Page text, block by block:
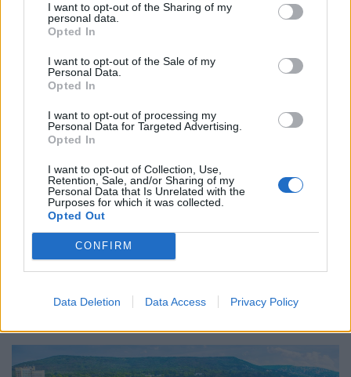
I want to opt-out of the Sharing of my
personal data.
Opted In
I want to opt-out of the Sale of my
Personal Data.
Opted In
I want to opt-out of processing my
Personal Data for Targeted Advertising.
Opted In
I want to opt-out of Collection, Use,
Retention, Sale, and/or Sharing of my
Personal Data that Is Unrelated with the
Purposes for which it was collected.
Opted Out
CONFIRM
Data Deletion Data Access Privacy Policy
NEKED AJÁNLJUK
Azonnal lezárták a népszerű
strandokat: rettegett élőlény miatt
menekülnek a fürdőzők
A hatóságok több strandot is lezártak, miután egyetlen